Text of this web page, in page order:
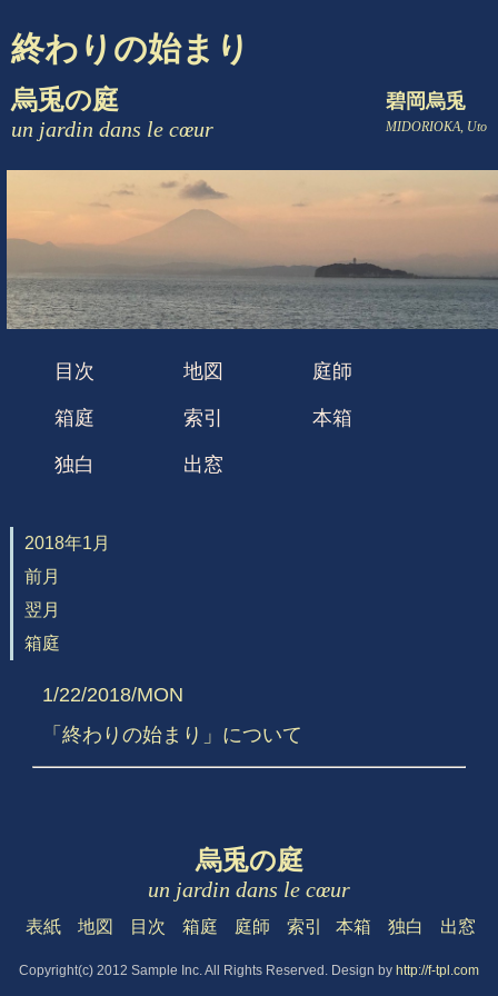
終わりの始まり
烏兎の庭
un jardin dans le cœur
碧岡烏兎
MIDORIOKA, Uto
目次 地図 庭師
箱庭 索引 本箱
独白 出窓
2018年1月
前月
翌月
箱庭
1/22/2018/MON
「終わりの始まり」について
烏兎の庭
un jardin dans le cœur
表紙 地図 目次 箱庭 庭師 索引 本箱 独白 出窓
Copyright(c) 2012 Sample Inc. All Rights Reserved. Design by http://f-tpl.com